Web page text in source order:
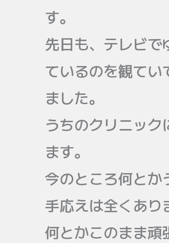
す。
先日も、テレビで
ているのを観て
ました。
うちのクリニッ
ます。
今のところ何とか
手応えは全くあり
何とかこのまま頑